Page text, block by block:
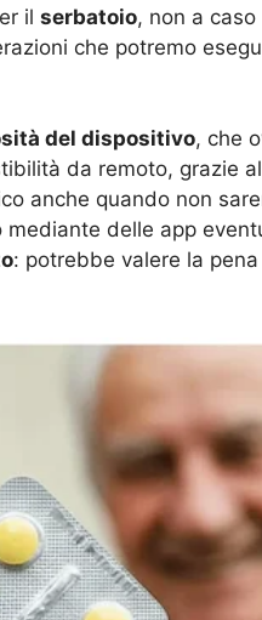
il serbatoio, non a
che potremo
del dispositivo, che
da remoto, grazie
anche quando non
delle app
: potrebbe valere la